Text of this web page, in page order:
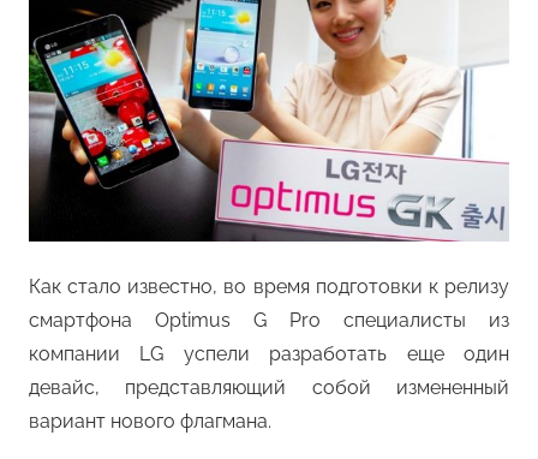
Как стало известно, во время подготовки к релизу
смартфона Optimus G Pro специалисты из
компании LG успели разработать еще один
девайс, представляющий собой измененный
вариант нового флагмана.